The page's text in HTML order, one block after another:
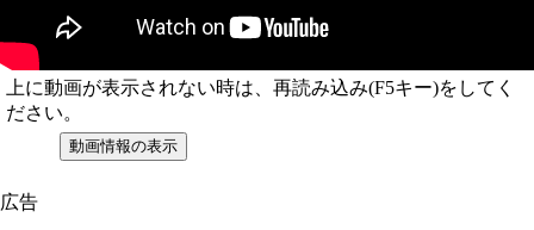
上に動画が表示されない時は、再読み込み(F5キー)をしてく
ださい。
動画情報の表示
広告